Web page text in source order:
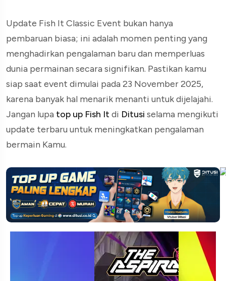
Update Fish It Classic Event bukan hanya
pembaruan biasa; ini adalah momen penting yang
menghadirkan pengalaman baru dan memperluas
dunia permainan secara signifikan. Pastikan kamu
siap saat event dimulai pada 23 November 2025,
karena banyak hal menarik menanti untuk dijelajahi.
Jangan lupa top up Fish It di Ditusi selama mengikuti
update terbaru untuk meningkatkan pengalaman
bermain Kamu.